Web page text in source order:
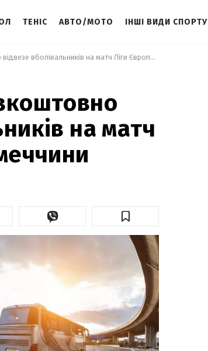
ТЕНІС АВТО/МОТО ІНШІ ВИДИ СПОРТУ
"Олександрія" безкоштовно відвезе вболівальників на матч Ліги Європи до Німеччини
на матч